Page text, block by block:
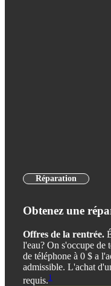
Réparation
Obtenez une
Offres de la rentrée.
l'eau? On s'occupe de
de téléphone à 0 $ a
admissible. L'achat
requis.1